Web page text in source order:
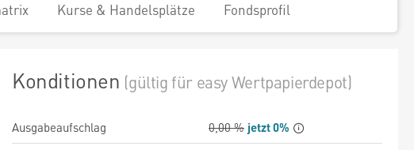
Kurse & Handelsplätze Fondsprofil
Konditionen (gültig für easy Wertpapierdepot)
Ausgabeaufschlag 0,00 % jetzt 0%